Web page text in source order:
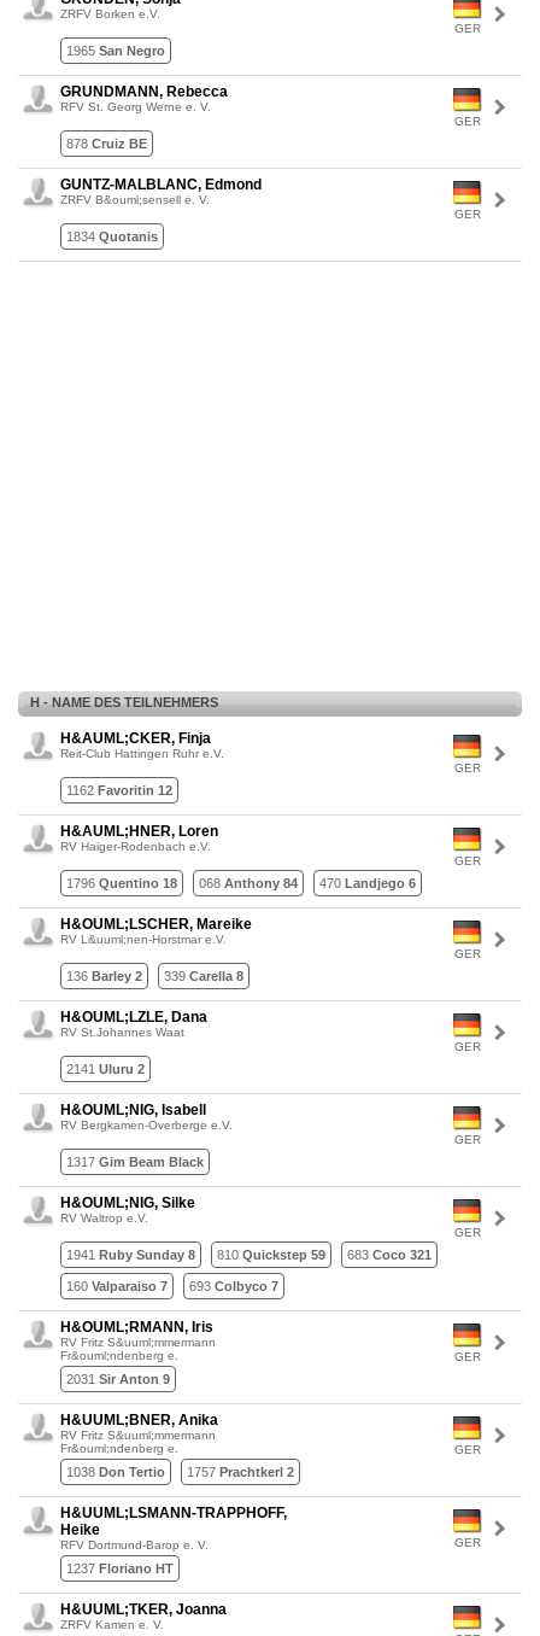
GER
ZRFV Borken e.V.
1965 San Negro
GER
GRUNDMANN, Rebecca
RFV St. Georg Werne e. V.
878 Cruiz BE
GER
GUNTZ-MALBLANC, Edmond
ZRFV B&ouml;sensell e. V.
1834 Quotanis
H - NAME DES TEILNEHMERS
GER
H&AUML;CKER, Finja
Reit-Club Hattingen Ruhr e.V.
1162 Favoritin 12
GER
H&AUML;HNER, Loren
RV Haiger-Rodenbach e.V.
1796 Quentino 18 068 Anthony 84 470 Landjego 6
GER
H&OUML;LSCHER, Mareike
RV L&uuml;nen-Horstmar e.V.
136 Barley 2 339 Carella 8
GER
H&OUML;LZLE, Dana
RV St.Johannes Waat
2141 Uluru 2
GER
H&OUML;NIG, Isabell
RV Bergkamen-Overberge e.V.
1317 Gim Beam Black
GER
H&OUML;NIG, Silke
RV Waltrop e.V.
1941 Ruby Sunday 8 810 Quickstep 59 683 Coco 321
160 Valparaiso 7 693 Colbyco 7
GER
H&OUML;RMANN, Iris
RV Fritz S&uuml;mmermann
Fr&ouml;ndenberg e.
2031 Sir Anton 9
GER
H&UUML;BNER, Anika
RV Fritz S&uuml;mmermann
Fr&ouml;ndenberg e.
1038 Don Tertio 1757 Prachtkerl 2
GER
H&UUML;LSMANN-TRAPPHOFF,
Heike
RFV Dortmund-Barop e. V.
1237 Floriano HT
H&UUML;TKER, Joanna
ZRFV Kamen e. V.